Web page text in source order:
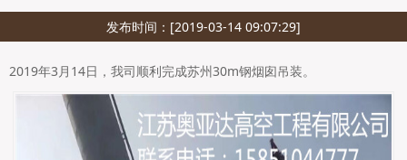
发布时间：[2019-03-14 09:07:29]
2019年3月14日，我司顺利完成苏州30m钢烟囱吊装。